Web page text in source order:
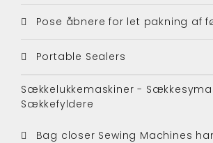
Pose åbnere for let pakning af
Portable Sealers
Sækkelukkemaskiner -
Sækkefyldere
Bag closer Sewing Machines